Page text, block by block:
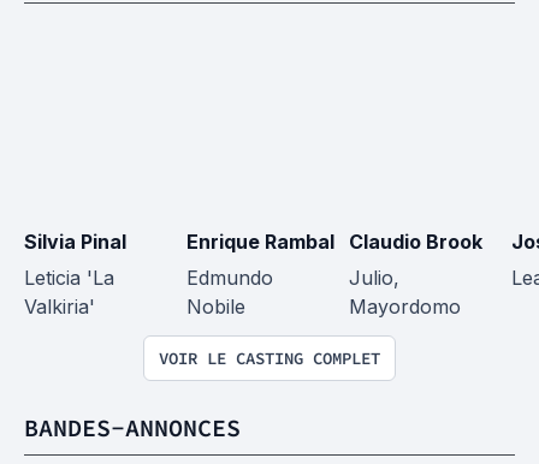
Silvia Pinal
Leticia 'La
Valkiria'
Enrique Rambal
Edmundo
Nobile
Claudio Brook
Julio,
Mayordomo
VOIR LE CASTING COMPLET
BANDES-ANNONCES